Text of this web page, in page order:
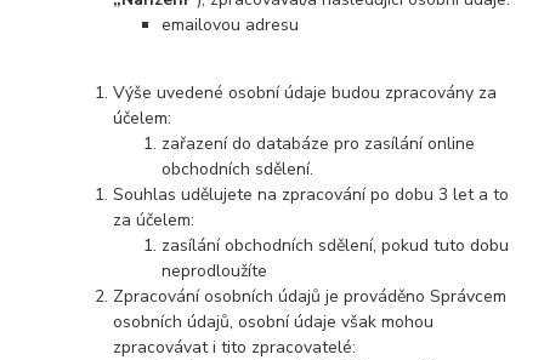
emailovou adresu
Výše uvedené osobní údaje budou zpracovány za
účelem:
zařazení do databáze pro zasílání online
obchodních sdělení.
Souhlas udělujete na zpracování po dobu 3 let a to
za účelem:
zasílání obchodních sdělení, pokud tuto dobu
neprodloužíte
Zpracování osobních údajů je prováděno Správcem
osobních údajů, osobní údaje však mohou
zpracovávat i tito zpracovatelé: